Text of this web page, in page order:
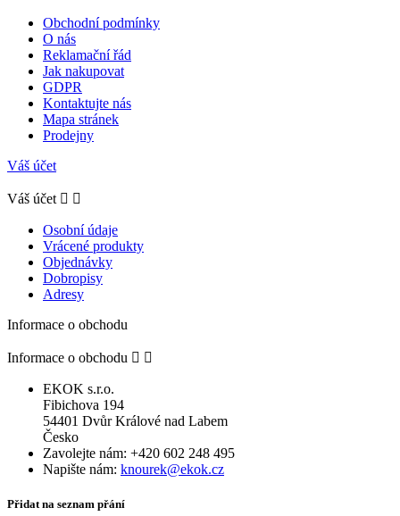
Obchodní podmínky
O nás
Reklamační řád
Jak nakupovat
GDPR
Kontaktujte nás
Mapa stránek
Prodejny
Váš účet
Váš účet  
Osobní údaje
Vrácené produkty
Objednávky
Dobropisy
Adresy
Informace o obchodu
Informace o obchodu  
EKOK s.r.o.
Fibichova 194
54401 Dvůr Králové nad Labem
Česko
Zavolejte nám: +420 602 248 495
Napište nám: knourek@ekok.cz
Přidat na seznam přání